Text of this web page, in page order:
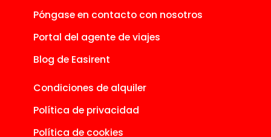
Póngase en contacto con nosotros
Portal del agente de viajes
Blog de Easirent
Condiciones de alquiler
Política de privacidad
Política de cookies